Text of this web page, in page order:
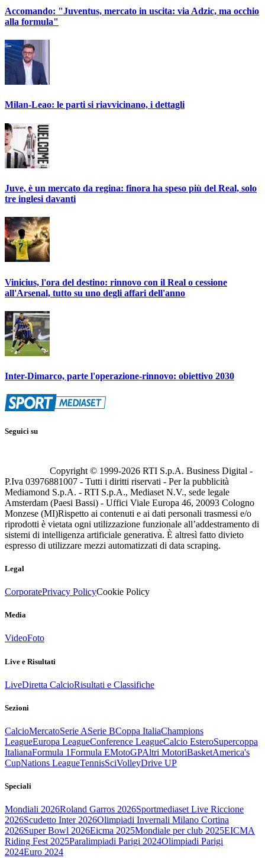
Accomando: "Juventus, mercato in uscita: via Adzic, ma occhio
alla formula"
Milan-Leao: le parti si riavvicinano, i dettagli
Juve, è un mercato da regina: finora ha speso più del Real, solo
tre inglesi davanti
Vinicius, l'ora del destino: rinnovo con il Real o cessione
all'Arsenal, tutto su uno degli affari dell'anno
Inter-Dimarco, parte l'operazione-rinnovo: obiettivo 2030
Seguici su
Copyright © 1999-2026 RTI S.p.A. Business Digital -
P.Iva 03976881007 - Tutti i diritti riservati - Per la pubblicità
Mediamond S.p.A. - RTI S.p.A., Mediaset N.V., sede legale
Amsterdam (Paesi Bassi) - Uffici Viale Europa 46, 20093 Cologno
Monzese (MI)Rispetto ai contenuti e ai dati personali trasmessi e/o
riprodotti è vietata ogni utilizzazione funzionale all’addestramento di
sistemi di intelligenza artificiale generativa. È altresì fatto divieto
espresso di utilizzare mezzi automatizzati di data scraping.
Legal
CorporatePrivacy PolicyCookie Policy
Media
VideoFoto
Live e Risultati
LiveDiretta CalcioRisultati e Classifiche
Sezioni
CalcioMercatoSerie ASerie BCoppa ItaliaChampions
LeagueEuropa LeagueConference LeagueCalcio EsteroSupercoppa
ItalianaFormula 1Formula EMotoGPAltri MotoriBasketAmerica's
CupNations LeagueTennisSciVolleyDrive UP
Speciali
Mondiali 2026Roland Garros 2026Sportmediaset Live Riccione
2026Scudetto Inter 2026Olimpiadi Invernali Milano Cortina
2026Super Bowl 2026Eicma 2025Mondiale per club 2025EICMA
Riding Fest 2025Paralimpiadi Parigi 2024Olimpiadi Parigi
2024Euro 2024